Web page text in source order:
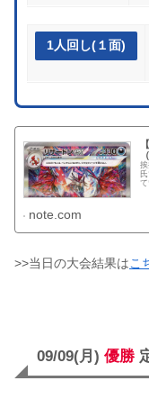
1人回し(１面)
note.com
>>当日の大会結果はこ
09/09(月) 優勝